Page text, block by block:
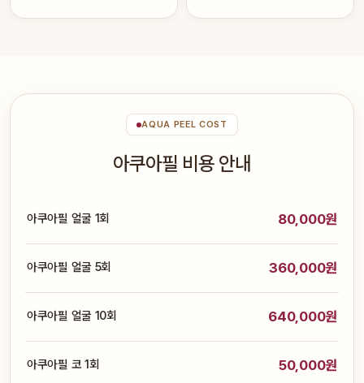
AQUA PEEL COST
아쿠아필 비용 안내
아쿠아필 얼굴 1회 80,000원
아쿠아필 얼굴 5회 360,000원
아쿠아필 얼굴 10회 640,000원
아쿠아필 코 1회 50,000원